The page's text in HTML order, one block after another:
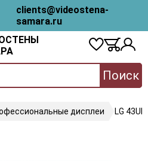
clients@videostena-
samara.ru
Поиск
дисплеи LG